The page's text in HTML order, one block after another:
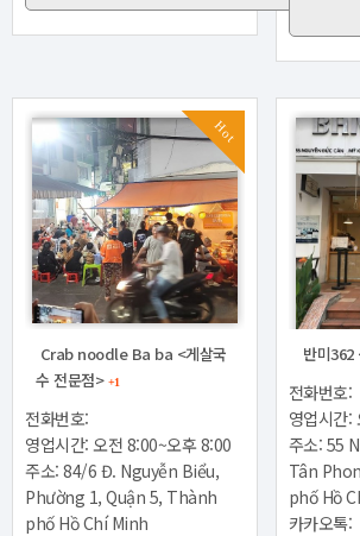
Hot
Crab noodle Ba ba <게살국
수 전문점> +1
전화번호:
영업시간: 오전 8:00~오후 8:00
주소: 84/6 Đ. Nguyễn Biểu,
Phường 1, Quận 5, Thành
phố Hồ Chí Minh
반미
전화번호:
영업시간:
주소: 55
Tân
phố Hồ
카카오톡: